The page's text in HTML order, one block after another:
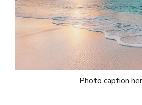
Photo caption